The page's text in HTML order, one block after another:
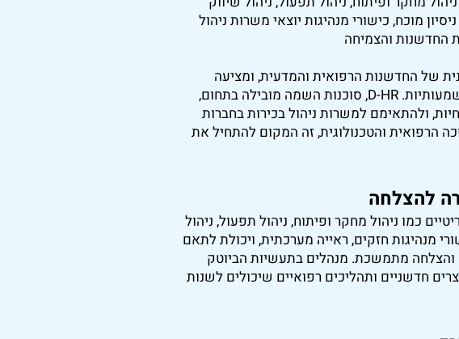
מוכח, כישורי מנהיגות יוצאי משרות ניהול
החדשנות והצמיחה
של החדשנות הרפואית והמדעית, ומציעה
למנהלים מוכשרים אפשרויות קריירה מרתקות ומשמעותיות. D-HR, סוכנות השמה מובילה בתחום,
ולהתאימם למשרות ניהול בכירות בחברות
הרפואית והטכנולוגית, זה המקום להתחיל את
להצלחה
כמו ניהול מחקר ופיתוח, ניהול תפעול, ניהול
מנהיגות חזקים, ראייה מערכתית, ויכולת לתאם
והצלחה מתמשכת. מנהלים בתעשיות הביוטק
חדשניים ותהליכים רפואיים שיכולים לשנות